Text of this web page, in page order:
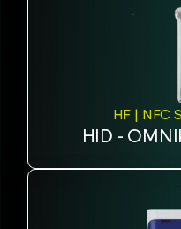
HF | NFC
HID -